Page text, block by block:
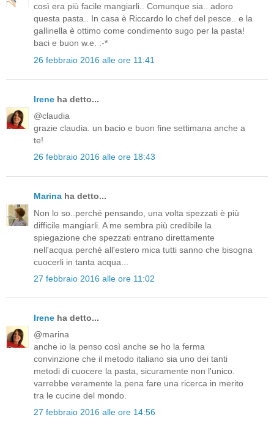
così era più facile mangiarli.. Comunque sia.. adoro
questa pasta.. In casa è Riccardo lo chef del pesce.. e la
gallinella è ottimo come condimento sugo per la pasta!
baci e buon w.e. :-*
26 febbraio 2016 alle ore 11:41
Irene ha detto...
@claudia
grazie claudia. un bacio e buon fine settimana anche a
te!
26 febbraio 2016 alle ore 18:43
Marina ha detto...
Non lo so..perché pensando, una volta spezzati è più
difficile mangiarli. A me sembra più credibile la
spiegazione che spezzati entrano direttamente
nell'acqua perché all'estero mica tutti sanno che bisogna
cuocerli in tanta acqua...
27 febbraio 2016 alle ore 11:02
Irene ha detto...
@marina
anche io la penso così anche se ho la ferma
convinzione che il metodo italiano sia uno dei tanti
metodi di cuocere la pasta, sicuramente non l'unico.
varrebbe veramente la pena fare una ricerca in merito
tra le cucine del mondo.
27 febbraio 2016 alle ore 14:56